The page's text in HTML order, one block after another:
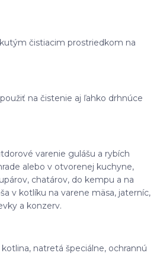
čistiacim prostriedkom na
na čistenie aj ľahko drhnúce
varenie gulášu a rybích
alebo v otvorenej kuchyne,
chatárov, do kempu a na
v kotlíku na varene mäsa, jaterníc,
a konzerv.